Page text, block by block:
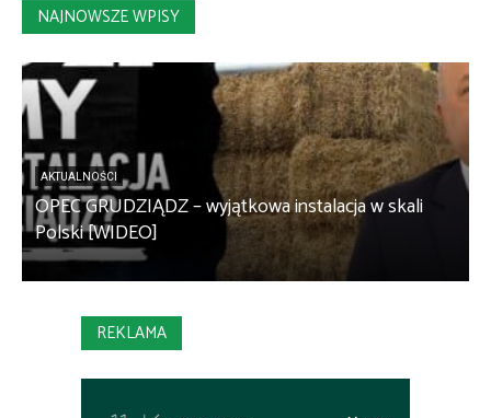
NAJNOWSZE WPISY
AKTUALNOŚCI
OPEC GRUDZIĄDZ – wyjątkowa instalacja w skali
Polski [WIDEO]
REKLAMA